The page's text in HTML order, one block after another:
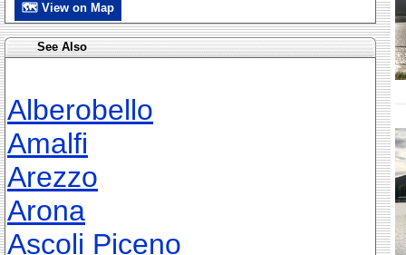
🗺 View on Map
See Also
Alberobello
Amalfi
Arezzo
Arona
Ascoli Piceno